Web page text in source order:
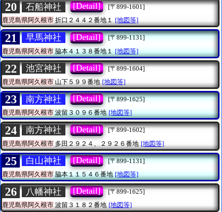
20 石船神社 [Detail]
[〒899-1601]
鹿児島県阿久根市折口２４４２番地１ [地図等]
21 早馬神社 [Detail]
[〒899-1131]
鹿児島県阿久根市脇本４１３８番地１ [地図等]
22 池宮神社 [Detail]
[〒899-1604]
鹿児島県阿久根市 山下５９９番地 [地図等]
23 南方神社 [Detail]
[〒899-1625]
鹿児島県阿久根市波留３０９６番地 [地図等]
24 南方神社 [Detail]
[〒899-1602]
鹿児島県阿久根市 多田２９２４、２９２６番地 [地図等]
25 白山神社 [Detail]
[〒899-1131]
鹿児島県阿久根市脇本１１５４６番地 [地図等]
26 八幡神社 [Detail]
[〒899-1625]
鹿児島県阿久根市波留３１８２番地 [地図等]